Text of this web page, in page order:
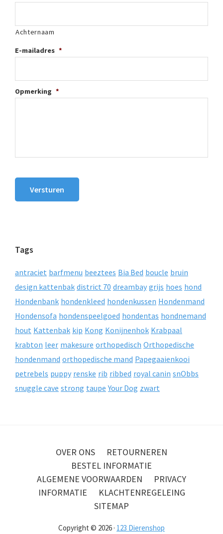
Achternaam
E-mailadres *
Opmerking *
Versturen
Tags
antraciet barfmenu beeztees Bia Bed boucle bruin
design kattenbak district 70 dreambay grijs hoes hond
Hondenbank hondenkleed hondenkussen Hondenmand
Hondensofa hondenspeelgoed hondentas hondnemand
hout Kattenbak kip Kong Konijnenhok Krabpaal
krabton leer makesure orthopedisch Orthopedische
hondenmand orthopedische mand Papegaaienkooi
petrebels puppy renske rib ribbed royal canin snObbs
snuggle cave strong taupe Your Dog zwart
OVER ONS
RETOURNEREN
BESTEL INFORMATIE
ALGEMENE VOORWAARDEN
PRIVACY
INFORMATIE
KLACHTENREGELEING
SITEMAP
Copyright © 2026 · 123 Dierenshop